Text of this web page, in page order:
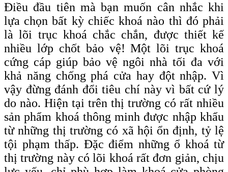
Điều đầu tiên mà bạn muốn cân nhắc khi
lựa chọn bất kỳ chiếc khoá nào thì đó phải
là lõi trục khoá chắc chắn, được thiết kế
nhiều lớp chốt bảo vệ! Một lõi trục khoá
cứng cáp giúp bảo vệ ngôi nhà tối đa với
khả năng chống phá cửa hay đột nhập. Vì
vậy đừng đánh đổi tiêu chí này vì bất cứ lý
do nào. Hiện tại trên thị trường có rất nhiều
sản phẩm khoá thông minh được nhập khẩu
từ những thị trường có xã hội ổn định, tỷ lệ
tội phạm thấp. Đặc điểm những ổ khoá từ
thị trường này có lõi khoá rất đơn giản, chịu